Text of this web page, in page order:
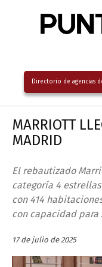
Directorio de agencias
MARRIOTT
MADRID
El rebautizado
categoría 4
con 414
con capacidad para
17 de julio de 2025